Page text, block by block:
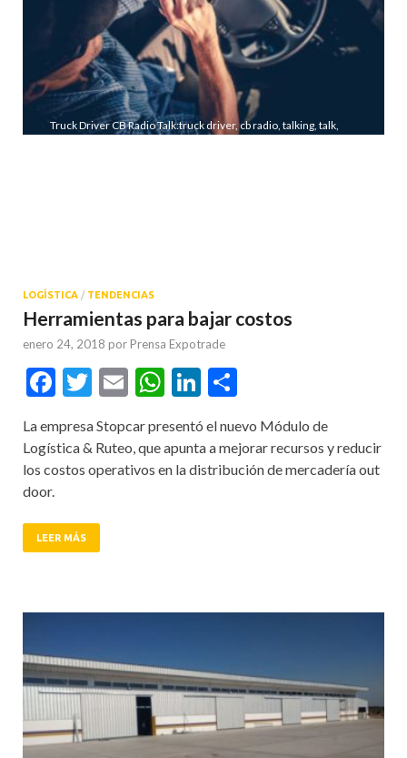
Truck Driver CB Radio Talk:truck driver, cb radio, talking, talk,
LOGÍSTICA / TENDENCIAS
Herramientas para bajar costos
enero 24, 2018 por Prensa Expotrade
Facebook
Twitter
EmailWhatsApp
LinkedIn
La empresa Stopcar presentó el nuevo Módulo de
Logística & Ruteo, que apunta a mejorar recursos y reducir
los costos operativos en la distribución de mercadería out
door.
LEER MÁS